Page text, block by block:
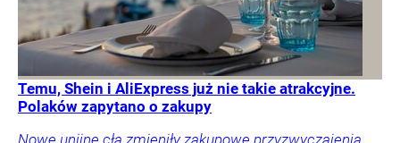
Temu, Shein i AliExpress już nie takie atrakcyjne.
Polaków zapytano o zakupy